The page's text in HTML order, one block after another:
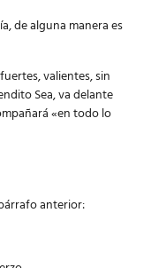
de alguna manera es
valientes, sin
Sea, va delante
«en todo lo
anterior: